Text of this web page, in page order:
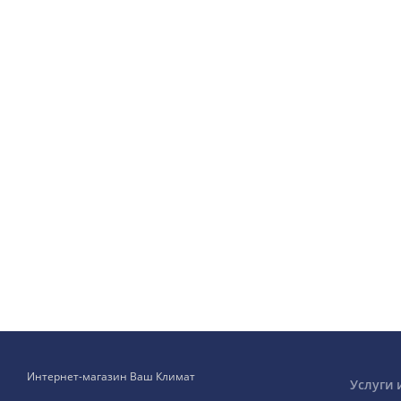
Интернет-магазин Ваш Климат Услуги